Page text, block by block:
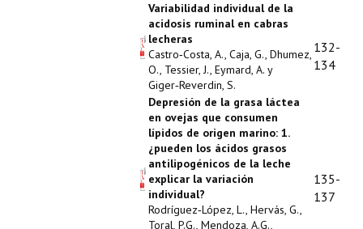
Variabilidad individual de la
acidosis ruminal en cabras
lecheras
Castro‑Costa, A., Caja, G., Dhumez,
O., Tessier, J., Eymard, A. y
Giger‑Reverdin, S.
132-
134
Depresión de la grasa láctea
en ovejas que consumen
lípidos de origen marino: 1.
¿pueden los ácidos grasos
antilipogénicos de la leche
explicar la variación
individual?
Rodríguez‑López, L., Hervás, G.,
Toral, P.G., Mendoza, A.G.,
135-
137